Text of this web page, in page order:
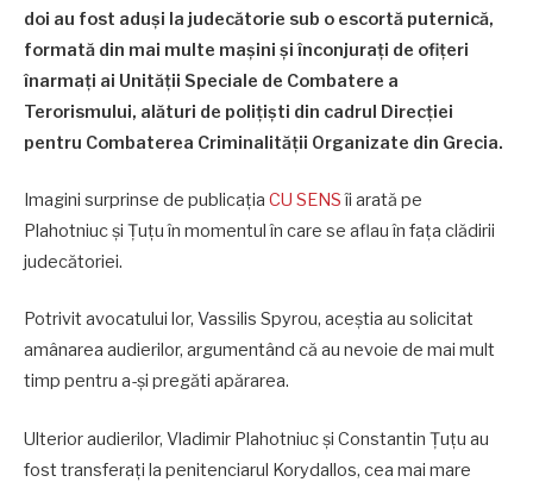
doi au fost aduși la judecătorie sub o escortă puternică,
formată din mai multe mașini și înconjurați de ofițeri
înarmați ai Unității Speciale de Combatere a
Terorismului, alături de polițiști din cadrul Direcției
pentru Combaterea Criminalității Organizate din Grecia.
Imagini surprinse de publicația CU SENSîi arată pe
Plahotniuc și Țuțu în momentul în care se aflau în fața clădirii
judecătoriei.
Potrivit avocatului lor, Vassilis Spyrou, aceștia au solicitat
amânarea audierilor, argumentând că au nevoie de mai mult
timp pentru a-și pregăti apărarea.
Ulterior audierilor, Vladimir Plahotniuc și Constantin Țuțu au
fost transferați la penitenciarul Korydallos, cea mai mare